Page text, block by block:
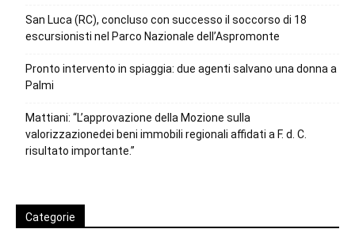
San Luca (RC), concluso con successo il soccorso di 18
escursionisti nel Parco Nazionale dell’Aspromonte
Pronto intervento in spiaggia: due agenti salvano una donna a
Palmi
Mattiani: “L’approvazione della Mozione sulla
valorizzazionedei beni immobili regionali affidati a F. d. C.
risultato importante.”
Categorie